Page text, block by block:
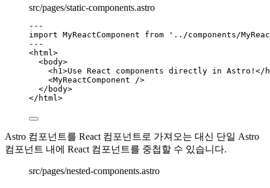
src/pages/static-components.astro
---
import MyReactComponent from ' ../components/
---
<html>
<body>
<h1>Use React components directly in Astro! </
<MyReactComponent />
</ body>
</ html>
Astro 컴포넌트를 React 컴포넌트로 가져오는 대신 단일 Astro
컴포넌트 내에 React 컴포넌트를 중첩할 수 있습니다.
src/pages/nested-components.astro